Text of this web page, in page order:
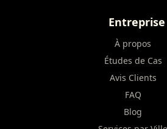
Entreprise
À propos
Études de Cas
Avis Clients
FAQ
Blog